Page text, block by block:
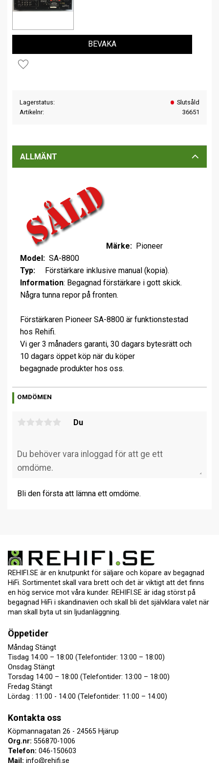
Lägg till i favoriter
BEVAKA
Lagerstatus
Slutsåld
Artikelnr
36651
ALLMÄNT
Märke: Pioneer
Model: SA-8800
Typ:
Förstärkare inklusive manual (kopia).
Information: Begagnad förstärkare i gott skick.
Några tunna repor på fronten.
Förstärkaren Pioneer SA-8800 är funktionstestad
hos Rehifi.
Vi ger 3 månaders garanti, 30 dagars bytesrätt och
10 dagars öppet köp när du köper
begagnade produkter hos oss.
OMDÖMEN
Du
Bli den första att lämna ett omdöme.
REHIFI.SE är en knutpunkt för säljare och köpare av begagnad
HiFi. Sortimentet skall vara brett och det är viktigt att det finns
en hög service mot våra kunder. REHIFI.SE är idag störst på
begagnad HiFi i skandinavien och skall bli det självklara valet när
man skall byta ut sin ljudanläggning.
Öppetider
Måndag Stängt
Tisdag 14:00 – 18:00 (Telefontider: 13:00 – 18:00)
Onsdag Stängt
Torsdag 14:00 – 18:00 (Telefontider: 13:00 – 18:00)
Fredag Stängt
Lördag : 11:00 - 14:00 (Telefontider: 11:00 – 14:00)
Kontakta oss
Köpmannagatan 26 - 24565 Hjärup
Org.nr: 556870-1006
Telefon: 046-150603
Mail: info@rehifi.se